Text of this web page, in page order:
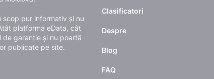
pur informativ și nu
platforma eData, cât
de garanție și nu poartă
publicate pe site.
Clasificatori
Despre
Blog
FAQ